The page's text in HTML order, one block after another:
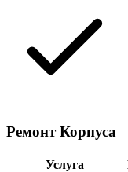
Ремонт Корпуса
Услуга